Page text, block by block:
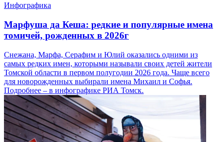
Инфографика
Марфуша да Кеша: редкие и популярные имена
томичей, рожденных в 2026г
Снежана, Марфа, Серафим и Юлий оказались одними из
самых редких имен, которыми называли своих детей жители
Томской области в первом полугодии 2026 года. Чаще всего
для новорожденных выбирали имена Михаил и Софья.
Подробнее – в инфографике РИА Томск.